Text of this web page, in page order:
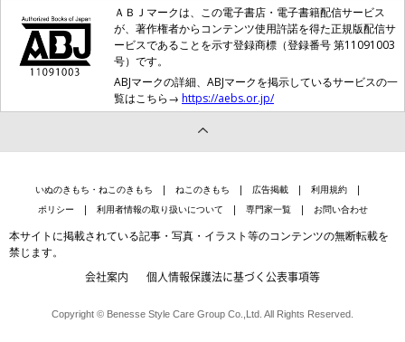
ＡＢＪマークは、この電子書店・電子書籍配信サービス
が、著作権者からコンテンツ使用許諾を得た正規版配信サ
ービスであることを示す登録商標（登録番号 第11091003
号）です。
ABJマークの詳細、ABJマークを掲示しているサービスの一
覧はこちら→ https://aebs.or.jp/
いぬのきもち・ねこのきもち ねこのきもち 広告掲載
利用規約
ポリシー
利用者情報の取り扱いについて 専門家一覧 お問い合わせ
本サイトに掲載されている記事・写真・イラスト等のコンテンツの無断転載を
禁じます。
会社案内 個人情報保護法に基づく公表事項等
Copyright © Benesse Style Care Group Co.,Ltd. All Rights Reserved.